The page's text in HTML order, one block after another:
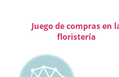
Juego de compras en
floristería